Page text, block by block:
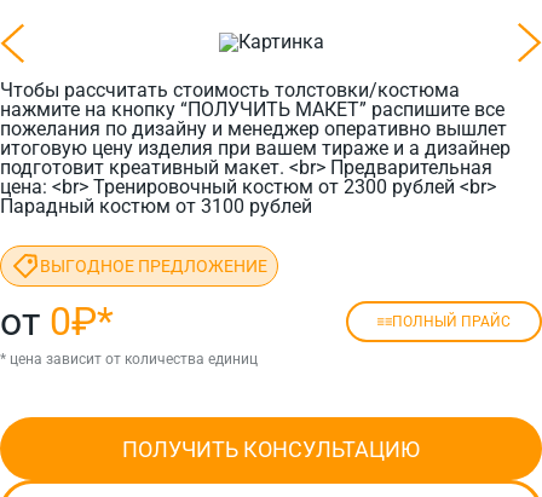
Чтобы рассчитать стоимость толстовки/костюма
нажмите на кнопку “ПОЛУЧИТЬ МАКЕТ” распишите все
пожелания по дизайну и менеджер оперативно вышлет
итоговую цену изделия при вашем тираже и а дизайнер
подготовит креативный макет. <br> Предварительная
цена: <br> Тренировочный костюм от 2300 рублей <br>
Парадный костюм от 3100 рублей
ВЫГОДНОЕ ПРЕДЛОЖЕНИЕ
от 0₽* ПОЛНЫЙ ПРАЙС
* цена зависит от количества единиц
ПОЛУЧИТЬ КОНСУЛЬТАЦИЮ